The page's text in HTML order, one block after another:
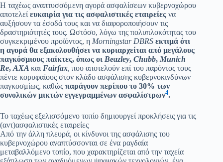
Η ταχέως αναπτυσσόμενη αγορά ασφαλίσεων κυβερνοχώρου
αποτελεί ευκαιρία για τις ασφαλιστικές εταιρείες να
αυξήσουν τα έσοδά τους και να διαφοροποιήσουν τις
δραστηριότητές τους. Ωστόσο, λόγω της πολυπλοκότητας του
συγκεκριμένου προϊόντος, η Morningstar DBRS εκτιμά ότι
η αγορά θα εξακολουθήσει να κυριαρχείται από μεγάλους
παγκόσμιους παίκτες, όπως οι Beazley, Chubb, Munich
Re, AXA και Fairfax, που αποτελούν επί του παρόντος τους
πέντε κορυφαίους στον κλάδο ασφάλισης κυβερνοκινδύνων
παγκοσμίως, καθώς παράγουν περίπου το 30% των
συνολικών μικτών εγγεγραμμένων ασφαλίστρων4.
Το ταχέως εξελισσόμενο τοπίο δημιουργεί προκλήσεις για τις
(αντ)ασφαλιστικές εταιρείες
Από την άλλη πλευρά, οι κίνδυνοι της ασφάλισης του
κυβερνοχώρου αναπτύσσονται σε ένα ραγδαία
μεταβαλλόμενο τοπίο, που χαρακτηρίζεται από την ταχεία